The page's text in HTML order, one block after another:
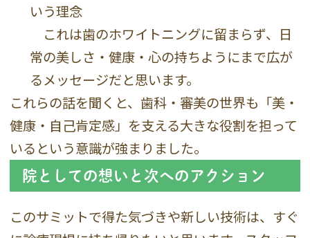
いう理念
これは歯のホワイトニングに留まらず、日
常の美しさ・健康・心の持ちようにまで広が
るメッセージだと思います。
これらの話を聞くと、歯科・審美の世界も「美・
健康・自己肯定感」を支える大きな役割を担って
いるという意識が強まりました。
院としての想いと次へのアクション
このサミットで得た気づきや新しい技術は、すぐ